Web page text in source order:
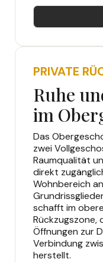
PRIVATE
Ruhe
im
Das
zwei
Raumqualität
direkt
Wohnbereich
schafft im
Rückzugszone,
Öffnungen zur
Verbindung
herstellt.